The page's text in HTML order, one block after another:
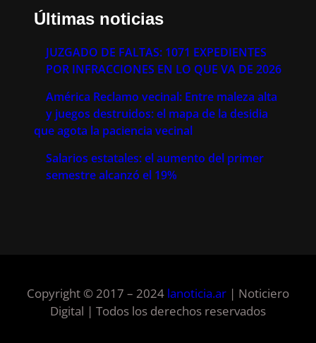
Últimas noticias
JUZGADO DE FALTAS: 1071 EXPEDIENTES
POR INFRACCIONES EN LO QUE VA DE 2026
América Reclamo vecinal: Entre maleza alta
y juegos destruidos: el mapa de la desidia
que agota la paciencia vecinal
Salarios estatales: el aumento del primer
semestre alcanzó el 19%
Copyright © 2017 – 2024 lanoticia.ar | Noticiero
Digital | Todos los derechos reservados